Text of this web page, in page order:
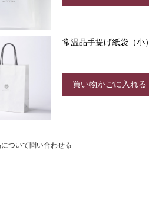
常温品手提げ紙袋（小）
買い物かごに入れる
について問い合わせる